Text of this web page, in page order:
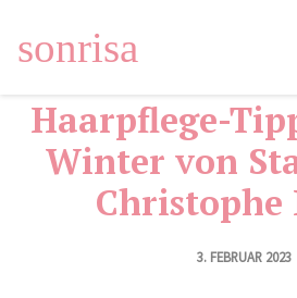
sonrisa
Facebook
LinkedIn
Haarpflege-
Winter von
Christophe
3. FEBRUAR 2023